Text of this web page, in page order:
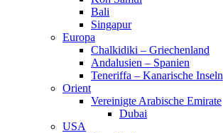
Bali
Singapur
Europa
Chalkidiki – Griechenland
Andalusien – Spanien
Teneriffa – Kanarische Inseln
Orient
Vereinigte Arabische Emirate
Dubai
USA